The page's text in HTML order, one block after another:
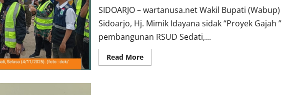
SIDOARJO – wartanusa.net Wakil Bupati (Wabup)
Sidoarjo, Hj. Mimik Idayana sidak “Proyek Gajah ”
pembangunan RSUD Sedati,...
Read MoreRead
more